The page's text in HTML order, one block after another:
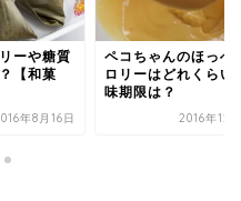
ーや糖質
【和菓
年8月16日
ペコちゃんのほっぺ
ロリーはどれくらい
味期限は？
2016年12